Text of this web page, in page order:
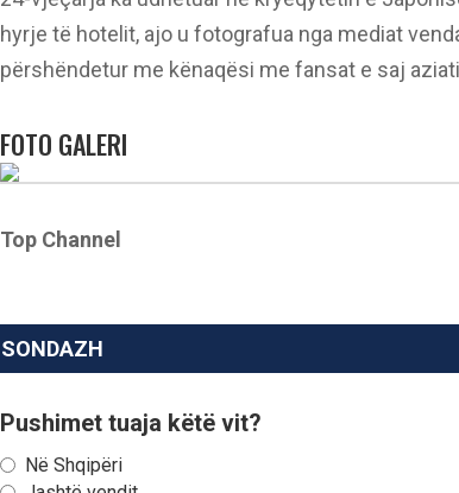
hyrje të hotelit, ajo u fotografua nga mediat
përshëndetur me kënaqësi me fansat e saj
FOTO GALERI
Top Channel
SONDAZH
Pushimet tuaja këtë vit?
Në Shqipëri